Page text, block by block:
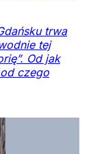
trwa
tej
Od jak
czego